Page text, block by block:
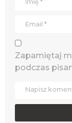
Zapamiętaj
podczas